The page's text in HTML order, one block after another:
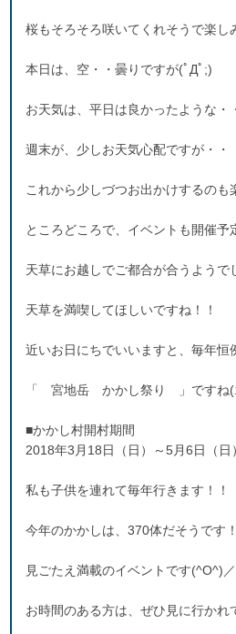
桜もそろそろ咲いてくれそうで楽し
本日は、空・・曇りですが(ﾟДﾟ;)
お天気は、平日は良かったような・
週末が、少しお天気心配ですが・・
これから少しづつお出かけするのも
ところどころで、イベントも開催予
天草にお越しでご都合が合うようで
天草を満喫してほしいですね！！
近いお日にちでいいますと、毎年恒
「 宮地岳 かかし祭り 」です
■かかし村開村期間
2018年3月18日（日）～5月6日（日
私も子供を連れて毎年行きます！！
今年のかかしは、370体だそうです！
見ごたえ満載のイベントです(^O^)／
お時間のある方は、ぜひ見に行かれ